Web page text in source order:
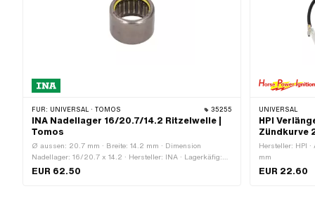
FÜR: UNIVERSAL · TOMOS 35255
INA Nadellager 16/20.7/14.2 Ritzelwelle |
Tomos
Ø aussen: 20.7 mm · Breite: 14.2 mm · Dimension
Nadellager: 16/20.7 x 14.2 · Hersteller: INA · Lagerkäfig:
Stahlblechkäfig · Material: Stahl · Lagerart: Nadelhülse · Ø
EUR 62.50
UNIVERSAL
HPI
Zündkurve
Hersteller: HPI
mm
EUR 22.60